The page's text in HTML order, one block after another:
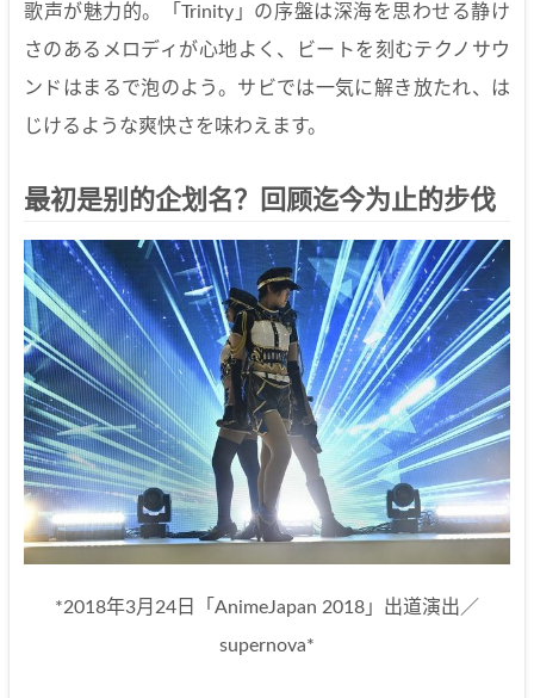
歌声が魅力的。「Trinity」の序盤は深海を思わせる静け
さのあるメロディが心地よく、ビートを刻むテクノサウ
ンドはまるで泡のよう。サビでは一気に解き放たれ、は
じけるような爽快さを味わえます。
最初是别的企划名？回顾迄今为止的步伐
*2018年3月24日「AnimeJapan 2018」出道演出／
supernova*